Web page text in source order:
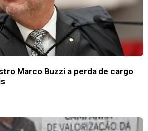
Marco Buzzi a perda de cargo